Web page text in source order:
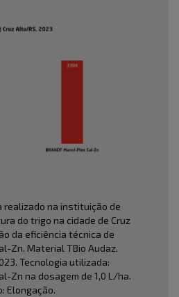
realizado na instituição de
do trigo na cidade de Cruz
da eficiência técnica de
Zn. Material TBio Audaz.
Tecnologia utilizada:
Zn na dosagem de 1,0 L/ha.
Elongação.